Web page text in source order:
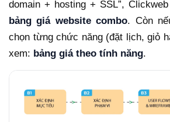
domain + hosting + SSL”,
bảng giá website combo. Còn
chọn từng chức năng (đặt lịch, giỏ
xem: bảng giá theo tính năng.